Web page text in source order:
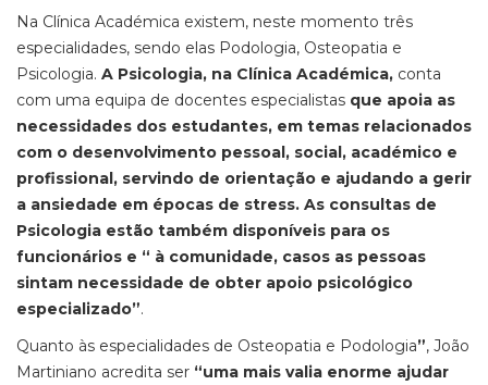
Na Clínica Académica existem, neste momento três
especialidades, sendo elas Podologia, Osteopatia e
Psicologia. A Psicologia, na Clínica Académica, conta
com uma equipa de docentes especialistas que apoia as
necessidades dos estudantes, em temas relacionados
com o desenvolvimento pessoal, social, académico e
profissional, servindo de orientação e ajudando a gerir
a ansiedade em épocas de stress. As consultas de
Psicologia estão também disponíveis para os
funcionários e “ à comunidade, casos as pessoas
sintam necessidade de obter apoio psicológico
especializado”.
Quanto às especialidades de Osteopatia e Podologia”, João
Martiniano acredita ser “uma mais valia enorme ajudar